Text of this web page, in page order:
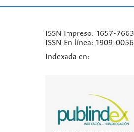
ISSN Impreso: 1657-7663
ISSN En línea: 1909-0056
Indexada en: